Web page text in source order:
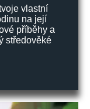
vlastní
na její
příběhy a
středověké